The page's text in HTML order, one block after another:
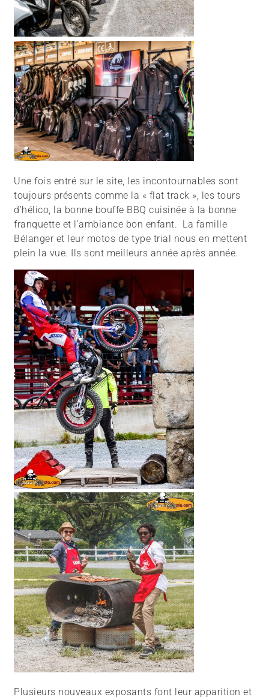
Une fois entré sur le site, les incontournables sont
toujours présents comme la « flat track », les tours
d’hélico, la bonne bouffe BBQ cuisinée à la bonne
franquette et l’ambiance bon enfant. La famille
Bélanger et leur motos de type trial nous en mettent
plein la vue. Ils sont meilleurs année après année.
Plusieurs nouveaux exposants font leur apparition et